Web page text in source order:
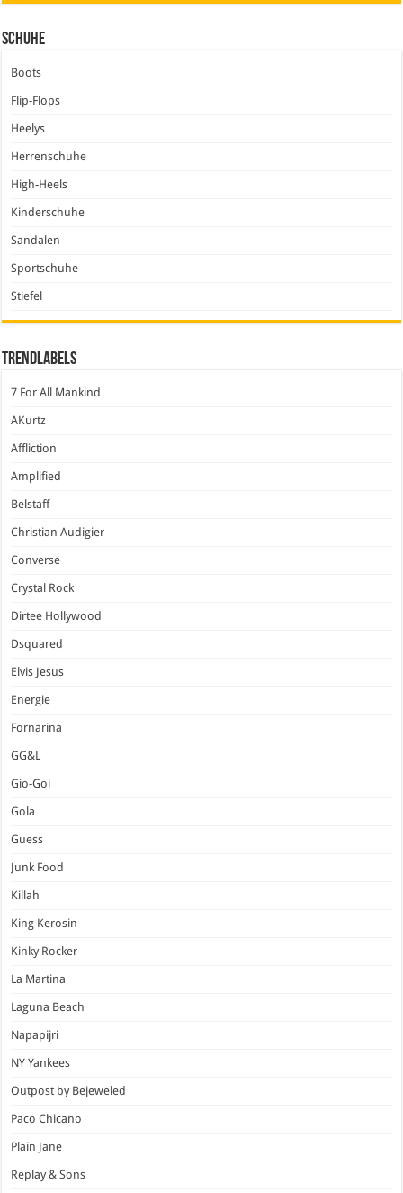
Schuhe
Boots
Flip-Flops
Heelys
Herrenschuhe
High-Heels
Kinderschuhe
Sandalen
Sportschuhe
Stiefel
Trendlabels
7 For All Mankind
AKurtz
Affliction
Amplified
Belstaff
Christian Audigier
Converse
Crystal Rock
Dirtee Hollywood
Dsquared
Elvis Jesus
Energie
Fornarina
GG&L
Gio-Goi
Gola
Guess
Junk Food
Killah
King Kerosin
Kinky Rocker
La Martina
Laguna Beach
Napapijri
NY Yankees
Outpost by Bejeweled
Paco Chicano
Plain Jane
Replay & Sons